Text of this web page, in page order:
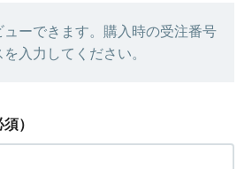
ューできます。購入時の受注番号
入力してください。
須）